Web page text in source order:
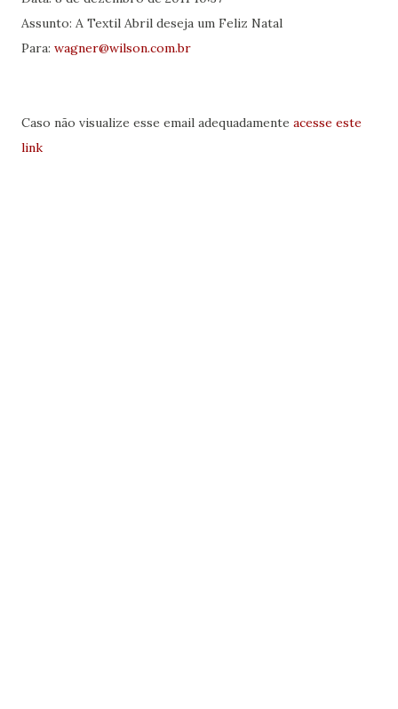
Assunto: A Textil Abril deseja um Feliz Natal
Para: wagner@wilson.com.br
Caso não visualize esse email adequadamente acesse este
link